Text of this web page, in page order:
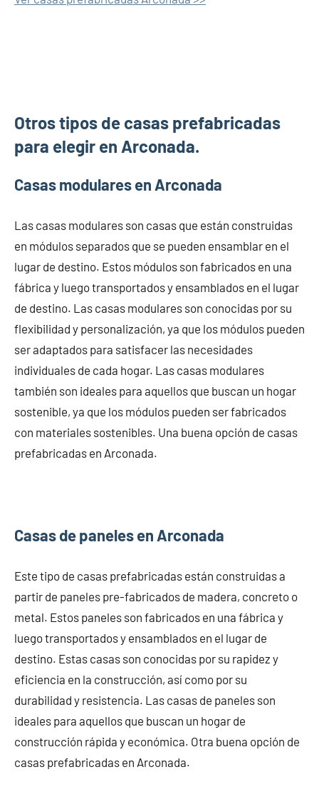
Otros tipos de casas prefabricadas
para elegir en Arconada.
Casas modulares en Arconada
Las casas modulares son casas que están construidas
en módulos separados que se pueden ensamblar en el
lugar de destino. Estos módulos son fabricados en una
fábrica y luego transportados y ensamblados en el lugar
de destino. Las casas modulares son conocidas por su
flexibilidad y personalización, ya que los módulos pueden
ser adaptados para satisfacer las necesidades
individuales de cada hogar. Las casas modulares
también son ideales para aquellos que buscan un hogar
sostenible, ya que los módulos pueden ser fabricados
con materiales sostenibles. Una buena opción de casas
prefabricadas en Arconada.
Casas de paneles en Arconada
Este tipo de casas prefabricadas están construidas a
partir de paneles pre-fabricados de madera, concreto o
metal. Estos paneles son fabricados en una fábrica y
luego transportados y ensamblados en el lugar de
destino. Estas casas son conocidas por su rapidez y
eficiencia en la construcción, así como por su
durabilidad y resistencia. Las casas de paneles son
ideales para aquellos que buscan un hogar de
construcción rápida y económica. Otra buena opción de
casas prefabricadas en Arconada.